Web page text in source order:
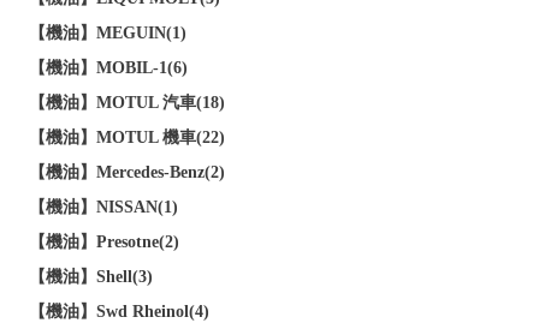
【機油】MEGUIN(1)
【機油】MOBIL-1(6)
【機油】MOTUL 汽車(18)
【機油】MOTUL 機車(22)
【機油】Mercedes-Benz(2)
【機油】NISSAN(1)
【機油】Presotne(2)
【機油】Shell(3)
【機油】Swd Rheinol(4)